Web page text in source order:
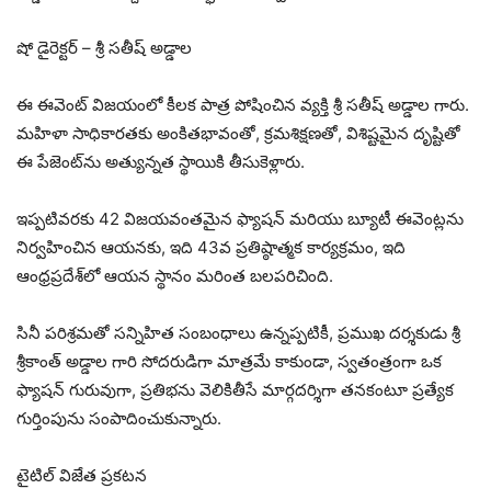
షో డైరెక్టర్ – శ్రీ సతీష్ అడ్డాల
ఈ ఈవెంట్ విజయంలో కీలక పాత్ర పోషించిన వ్యక్తి శ్రీ సతీష్ అడ్డాల గారు.
మహిళా సాధికారతకు అంకితభావంతో, క్రమశిక్షణతో, విశిష్టమైన దృష్టితో
ఈ పేజెంట్‌ను అత్యున్నత స్థాయికి తీసుకెళ్లారు.
ఇప్పటివరకు 42 విజయవంతమైన ఫ్యాషన్ మరియు బ్యూటీ ఈవెంట్లను
నిర్వహించిన ఆయనకు, ఇది 43వ ప్రతిష్ఠాత్మక కార్యక్రమం, ఇది
ఆంధ్రప్రదేశ్‌లో ఆయన స్థానం మరింత బలపరిచింది.
సినీ పరిశ్రమతో సన్నిహిత సంబంధాలు ఉన్నప్పటికీ, ప్రముఖ దర్శకుడు శ్రీ
శ్రీకాంత్ అడ్డాల గారి సోదరుడిగా మాత్రమే కాకుండా, స్వతంత్రంగా ఒక
ఫ్యాషన్ గురువుగా, ప్రతిభను వెలికితీసే మార్గదర్శిగా తనకంటూ ప్రత్యేక
గుర్తింపును సంపాదించుకున్నారు.
టైటిల్ విజేత ప్రకటన